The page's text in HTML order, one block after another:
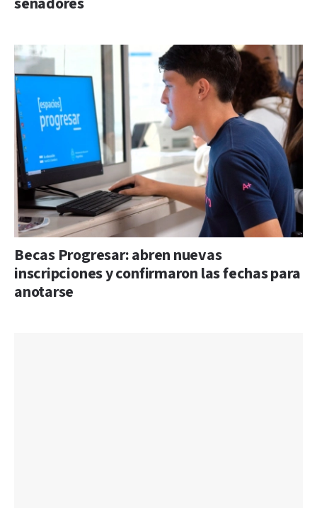
Becas Progresar: abren nuevas
inscripciones y confirmaron las fechas para
anotarse